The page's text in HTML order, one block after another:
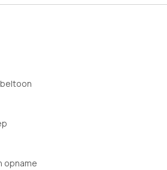
opname